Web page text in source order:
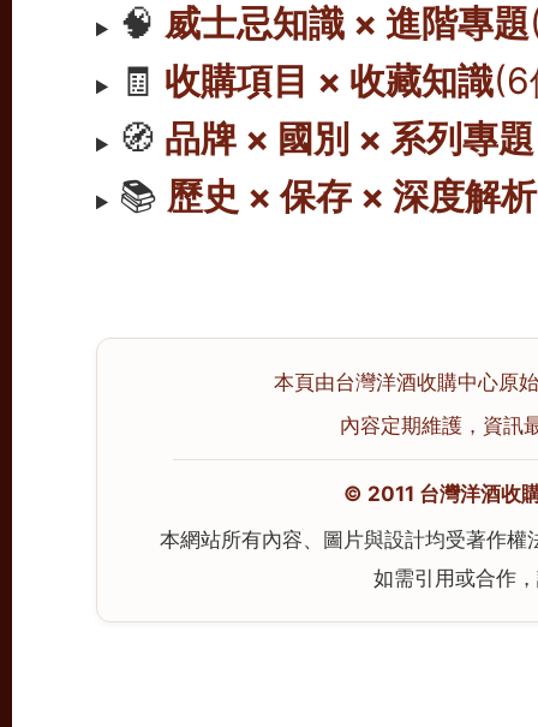
🧠 威士忌知識 × 進階專題
🧾 收購項目 × 收藏知識(6
🧭 品牌 × 國別 × 系列專題
📚 歷史 × 保存 × 深度解析
本頁由台灣洋酒收購中心原
內容定期維護，資訊
© 2011 台灣洋酒收
本網站所有內容、圖片與設計均受著作
如需引用或合作